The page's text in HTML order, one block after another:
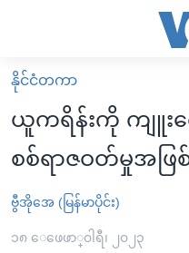
လွယ်ကူ
စေ
သည့်
များ
ပင်မ
မူလစာမျက်နှာ
မြန်မာ
ကမ္ဘာ့သတင်းများ
နိုင်ငံတကာ
ဗွီဒီယို
သတင်းလွတ်လပ်ခွင့်
နိုင်ငံတကာ
ယူကရိန်းကို ကျူးက
စစ်ရာဇဝတ်မှုအဖ
ဗွီအိုအေ (မြန်မာပိုင်း)
၁၈ ေဖေဖာ္၀ါရီ၊ ၂၀၂၃